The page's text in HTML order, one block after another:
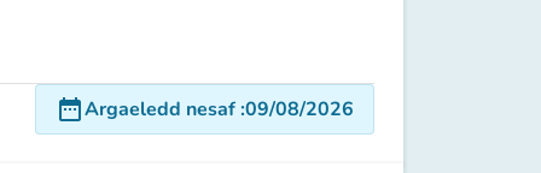
date_rangeArgaeledd nesaf:09/08/2026